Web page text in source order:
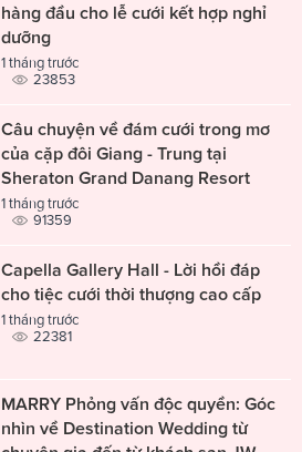
hàng đầu cho lễ cưới kết hợp nghỉ
dưỡng
1 tháng trước
23853
Câu chuyện về đám cưới trong mơ
của cặp đôi Giang - Trung tại
Sheraton Grand Danang Resort
1 tháng trước
91359
Capella Gallery Hall - Lời hồi đáp
cho tiệc cưới thời thượng cao cấp
1 tháng trước
22381
MARRY Phỏng vấn độc quyền: Góc
nhìn về Destination Wedding từ